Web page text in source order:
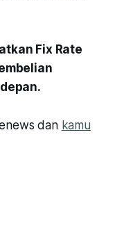
Fix Rate
dan kamu